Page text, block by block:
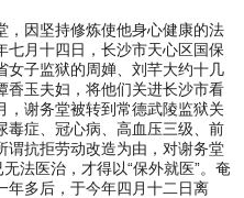
，因坚持修炼使他身心健康的法
七月十四日，长沙市天心区国保
女子监狱的周婵、刘芊大约十几
香玉夫妇，将他们关进长沙市看
，谢务堂被转到常德武陵监狱关
毒症、冠心病、高血压三级、前
谓抗拒劳动改造为由，对谢务堂
法医治，才得以“保外就医”。奄
年多后，于今年四月十二日离